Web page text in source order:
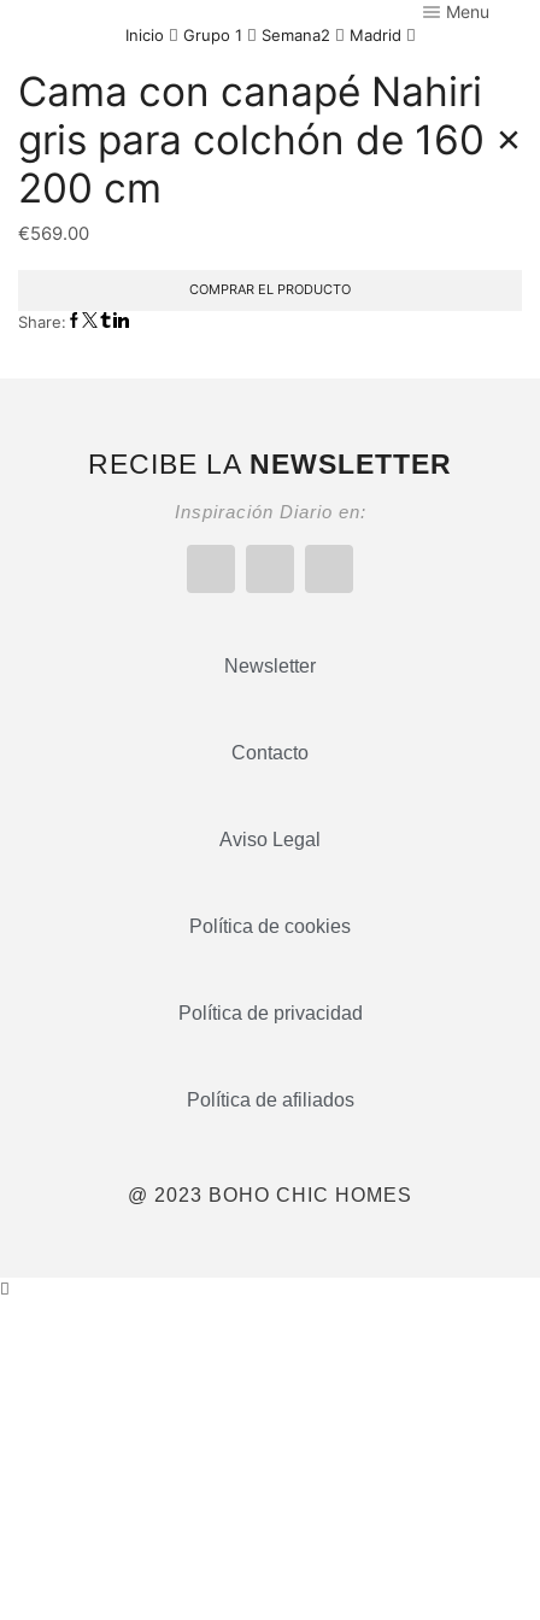
Menu
Inicio Grupo 1 Semana2 Madrid
Cama con canapé Nahiri
gris para colchón de 160 x
200 cm
€569.00
COMPRAR EL PRODUCTO
Share:
RECIBE LA NEWSLETTER
Inspiración Diario en:
Newsletter
Contacto
Aviso Legal
Política de cookies
Política de privacidad
Política de afiliados
@ 2023 BOHO CHIC HOMES